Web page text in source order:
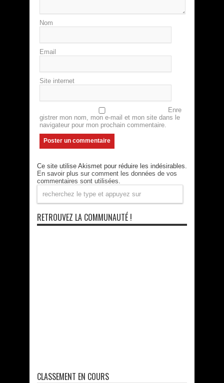
Nom
Email
Site internet
Enre
gistrer mon nom, mon e-mail et mon site dans le
navigateur pour mon prochain commentaire.
Ce site utilise Akismet pour réduire les indésirables.
En savoir plus sur comment les données de vos
commentaires sont utilisées
RETROUVEZ LA COMMUNAUTÉ !
CLASSEMENT EN COURS